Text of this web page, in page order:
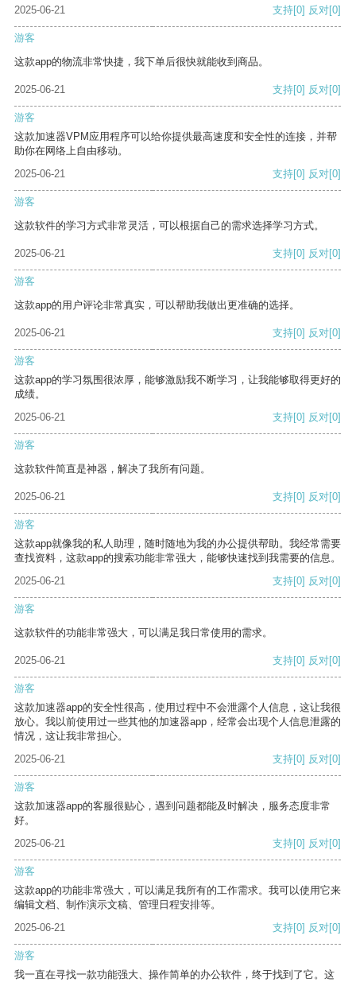
2025-06-21 支持[0] 反对[0]
游客
这款app的物流非常快捷，我下单后很快就能收到商品。
2025-06-21 支持[0] 反对[0]
游客
这款加速器VPM应用程序可以给你提供最高速度和安全性的连接，并帮
助你在网络上自由移动。
2025-06-21
支持[0] 反对[0]
游客
这款软件的学习方式非常灵活，可以根据自己的需求选择学习方式。
2025-06-21 支持[0] 反对[0]
游客
这款app的用户评论非常真实，可以帮助我做出更准确的选择。
2025-06-21 支持[0] 反对[0]
游客
这款app的学习氛围很浓厚，能够激励我不断学习，让我能够取得更好的
成绩。
2025-06-21
支持[0] 反对[0]
游客
这款软件简直是神器，解决了我所有问题。
2025-06-21 支持[0] 反对[0]
游客
这款app就像我的私人助理，随时随地为我的办公提供帮助。我经常需要
查找资料，这款app的搜索功能非常强大，能够快速找到我需要的信息。
2025-06-21
支持[0] 反对[0]
游客
这款软件的功能非常强大，可以满足我日常使用的需求。
2025-06-21 支持[0] 反对[0]
游客
这款加速器app的安全性很高，使用过程中不会泄露个人信息，这让我很
放心。我以前使用过一些其他的加速器app，经常会出现个人信息泄露的
情况，这让我非常担心。
2025-06-21
支持[0] 反对[0]
游客
这款加速器app的客服很贴心，遇到问题都能及时解决，服务态度非常
好。
2025-06-21
支持[0] 反对[0]
游客
这款app的功能非常强大，可以满足我所有的工作需求。我可以使用它来
编辑文档、制作演示文稿、管理日程安排等。
2025-06-21
支持[0] 反对[0]
游客
我一直在寻找一款功能强大、操作简单的办公软件，终于找到了它。这